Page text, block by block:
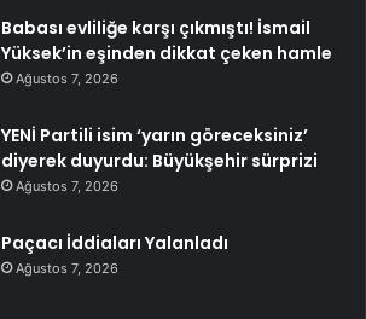
Babası evliliğe karşı çıkmıştı! İsmail
Yüksek’in eşinden dikkat çeken hamle
Ağustos 7, 2026
YENİ Partili isim ‘yarın göreceksiniz’
diyerek duyurdu: Büyükşehir sürprizi
Ağustos 7, 2026
Paçacı İddiaları Yalanladı
Ağustos 7, 2026